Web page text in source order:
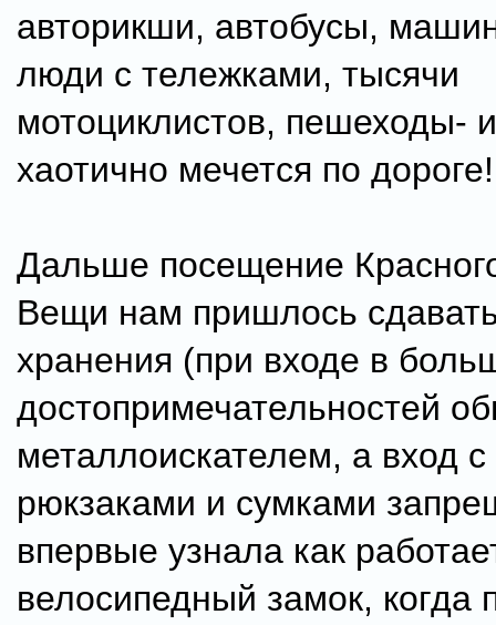
авторикши, автобусы,
люди с тележками, тысячи
мотоциклистов, пешеходы-
хаотично мечется по
Дальше посещение
Вещи нам пришлось
хранения (при входе в
достопримечательностей
металлоискателем, а вход
рюкзаками и сумками
впервые узнала как
велосипедный замок, когда